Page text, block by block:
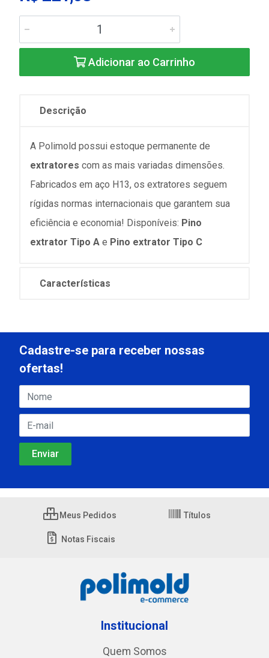
Adicionar ao Carrinho
Descrição
A Polimold possui estoque permanente de
extratores com as mais variadas dimensões.
Fabricados em aço H13, os extratores seguem
rígidas normas internacionais que garantem sua
eficiência e economia! Disponíveis: Pino
extrator Tipo A e Pino extrator Tipo C
Características
Cadastre-se para receber nossas
ofertas!
Meus Pedidos Títulos
Notas Fiscais
Institucional
Quem Somos